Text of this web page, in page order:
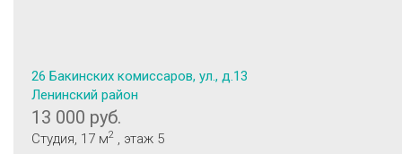
26 Бакинских комиссаров, ул., д.13
Ленинский район
13 000 руб.
Студия, 17 м2 , этаж 5